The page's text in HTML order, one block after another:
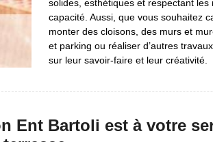
solides, esthétiques et respectant
capacité. Aussi, que vous souhaitez
monter des cloisons, des murs et
et parking ou réaliser d’autres
sur leur savoir-faire et leur créativité.
Ent Bartoli est à votre